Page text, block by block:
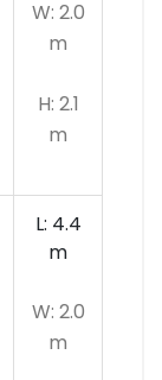
W: 2.0
m
H: 2.1
m
L: 4.4
m
W: 2.0
m